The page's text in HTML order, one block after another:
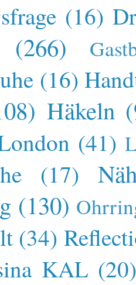
(16)
(266)
(16)
Häkeln
(41)
(17)
(130)
(34)
KAL